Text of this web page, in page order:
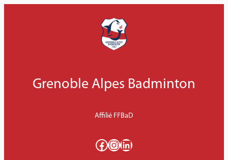
Grenoble Alpes Badminton
Affilié FFBaD
Facebook InstagramLinkedIn